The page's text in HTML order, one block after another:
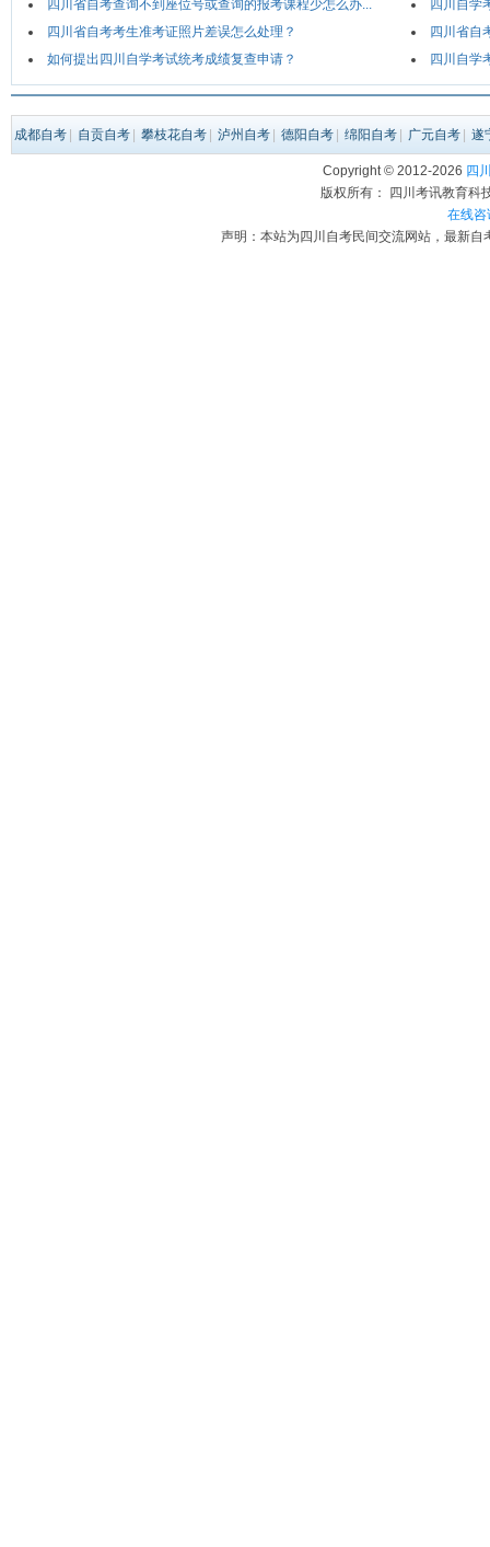
四川省自考查询不到座位号或查询的报考课程少怎么办...
四川自学
四川省自考考生准考证照片差误怎么处理？
四川省自
如何提出四川自学考试统考成绩复查申请？
四川自学
成都自考 | 自贡自考 | 攀枝花自考 | 泸州自考 | 德阳自考 | 绵阳自考 | 广元自考 | 遂
Copyright © 2012-2026 四
版权所有： 四川考讯教育科
在线咨
声明：本站为四川自考民间交流网站，最新